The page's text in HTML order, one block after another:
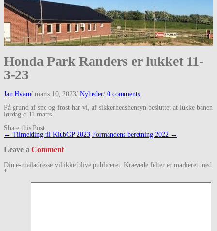
Honda Park Randers er lukket 11-
3-23
Jan Hvam/ marts 10, 2023/ Nyheder/ 0 comments
På grund af sne og frost har vi, af sikkerhedshensyn besluttet at lukke banen
lørdag d.11 marts
Share this Post
Post
← Tilmelding til KlubGP 2023 Formandens beretning 2022 →
Leave a Comment
Din e-mailadresse vil ikke blive publiceret. Krævede felter er markeret med
*